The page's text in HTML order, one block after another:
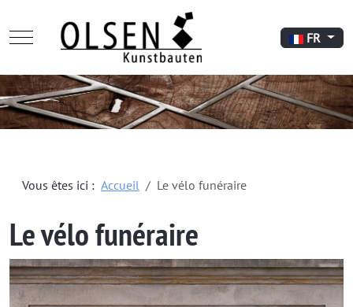
Mobile Menu Toggle FR
Vous êtes ici : Accueil Le vélo funéraire
Le vélo funéraire